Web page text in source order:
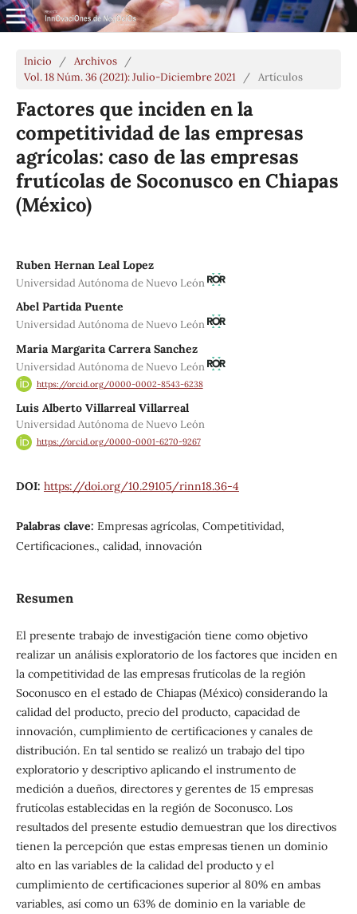
Inicio / Archivos
/
Vol. 18 Núm. 36 (2021): Julio-Diciembre 2021
/ Artículos
Factores que inciden en la
competitividad de las empresas
agrícolas: caso de las empresas
frutícolas de Soconusco en Chiapas
(México)
Ruben Hernan Leal Lopez
Universidad Autónoma de Nuevo León
Abel Partida Puente
Universidad Autónoma de Nuevo León
Maria Margarita Carrera Sanchez
Universidad Autónoma de Nuevo León
https://orcid.org/0000-0002-8543-6238
Luis Alberto Villarreal Villarreal
Universidad Autónoma de Nuevo León
https://orcid.org/0000-0001-6270-9267
DOI: https://doi.org/10.29105/rinn18.36-4
Palabras clave: Empresas agrícolas, Competitividad,
Certificaciones., calidad, innovación
Resumen
El presente trabajo de investigación tiene como objetivo
realizar un análisis exploratorio de los factores que inciden en
la competitividad de las empresas frutícolas de la región
Soconusco en el estado de Chiapas (México) considerando la
calidad del producto, precio del producto, capacidad de
innovación, cumplimiento de certificaciones y canales de
distribución. En tal sentido se realizó un trabajo del tipo
exploratorio y descriptivo aplicando el instrumento de
medición a dueños, directores y gerentes de 15 empresas
frutícolas establecidas en la región de Soconusco. Los
resultados del presente estudio demuestran que los directivos
tienen la percepción que estas empresas tienen un dominio
alto en las variables de la calidad del producto y el
cumplimiento de certificaciones superior al 80% en ambas
variables, así como un 63% de dominio en la variable de